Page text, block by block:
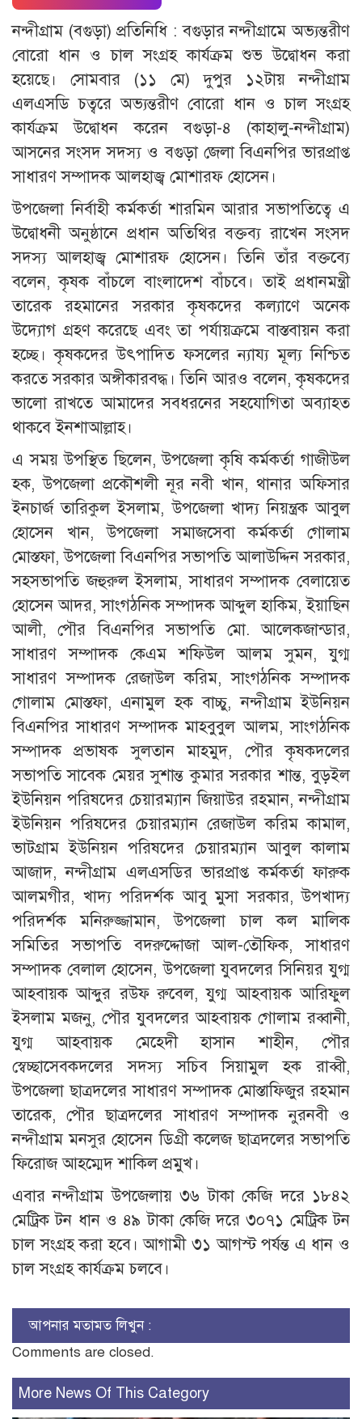
নন্দীগ্রাম (বগুড়া) প্রতিনিধি : বগুড়ার নন্দীগ্রামে অভ্যন্তরীণ
বোরো ধান ও চাল সংগ্রহ কার্যক্রম শুভ উদ্বোধন করা
হয়েছে। সোমবার (১১ মে) দুপুর ১২টায় নন্দীগ্রাম
এলএসডি চত্বরে অভ্যন্তরীণ বোরো ধান ও চাল সংগ্রহ
কার্যক্রম উদ্বোধন করেন বগুড়া-৪ (কাহালু-নন্দীগ্রাম)
আসনের সংসদ সদস্য ও বগুড়া জেলা বিএনপির ভারপ্রাপ্ত
সাধারণ সম্পাদক আলহাজ্ব মোশারফ হোসেন।
উপজেলা নির্বাহী কর্মকর্তা শারমিন আরার সভাপতিত্বে এ
উদ্বোধনী অনুষ্ঠানে প্রধান অতিথির বক্তব্য রাখেন সংসদ
সদস্য আলহাজ্ব মোশারফ হোসেন। তিনি তাঁর বক্তব্যে
বলেন, কৃষক বাঁচলে বাংলাদেশ বাঁচবে। তাই প্রধানমন্ত্রী
তারেক রহমানের সরকার কৃষকদের কল্যাণে অনেক
উদ্যোগ গ্রহণ করেছে এবং তা পর্যায়ক্রমে বাস্তবায়ন করা
হচ্ছে। কৃষকদের উৎপাদিত ফসলের ন্যায্য মূল্য নিশ্চিত
করতে সরকার অঙ্গীকারবদ্ধ। তিনি আরও বলেন, কৃষকদের
ভালো রাখতে আমাদের সবধরনের সহযোগিতা অব্যাহত
থাকবে ইনশাআল্লাহ।
এ সময় উপস্থিত ছিলেন, উপজেলা কৃষি কর্মকর্তা গাজীউল
হক, উপজেলা প্রকৌশলী নূর নবী খান, থানার অফিসার
ইনচার্জ তারিকুল ইসলাম, উপজেলা খাদ্য নিয়ন্ত্রক আবুল
হোসেন খান, উপজেলা সমাজসেবা কর্মকর্তা গোলাম
মোস্তফা, উপজেলা বিএনপির সভাপতি আলাউদ্দিন সরকার,
সহসভাপতি জহুরুল ইসলাম, সাধারণ সম্পাদক বেলায়েত
হোসেন আদর, সাংগঠনিক সম্পাদক আব্দুল হাকিম, ইয়াছিন
আলী, পৌর বিএনপির সভাপতি মো. আলেকজান্ডার,
সাধারণ সম্পাদক কেএম শফিউল আলম সুমন, যুগ্ম
সাধারণ সম্পাদক রেজাউল করিম, সাংগঠনিক সম্পাদক
গোলাম মোস্তফা, এনামুল হক বাচ্চু, নন্দীগ্রাম ইউনিয়ন
বিএনপির সাধারণ সম্পাদক মাহবুবুল আলম, সাংগঠনিক
সম্পাদক প্রভাষক সুলতান মাহমুদ, পৌর কৃষকদলের
সভাপতি সাবেক মেয়র সুশান্ত কুমার সরকার শান্ত, বুড়ইল
ইউনিয়ন পরিষদের চেয়ারম্যান জিয়াউর রহমান, নন্দীগ্রাম
ইউনিয়ন পরিষদের চেয়ারম্যান রেজাউল করিম কামাল,
ভাটগ্রাম ইউনিয়ন পরিষদের চেয়ারম্যান আবুল কালাম
আজাদ, নন্দীগ্রাম এলএসডির ভারপ্রাপ্ত কর্মকর্তা ফারুক
আলমগীর, খাদ্য পরিদর্শক আবু মুসা সরকার, উপখাদ্য
পরিদর্শক মনিরুজ্জামান, উপজেলা চাল কল মালিক
সমিতির সভাপতি বদরুদ্দোজা আল-তৌফিক, সাধারণ
সম্পাদক বেলাল হোসেন, উপজেলা যুবদলের সিনিয়র যুগ্ম
আহবায়ক আব্দুর রউফ রুবেল, যুগ্ম আহবায়ক আরিফুল
ইসলাম মজনু, পৌর যুবদলের আহবায়ক গোলাম রব্বানী,
যুগ্ম আহবায়ক মেহেদী হাসান শাহীন, পৌর
স্বেচ্ছাসেবকদলের সদস্য সচিব সিয়ামুল হক রাব্বী,
উপজেলা ছাত্রদলের সাধারণ সম্পাদক মোস্তাফিজুর রহমান
তারেক, পৌর ছাত্রদলের সাধারণ সম্পাদক নুরনবী ও
নন্দীগ্রাম মনসুর হোসেন ডিগ্রী কলেজ ছাত্রদলের সভাপতি
ফিরোজ আহম্মেদ শাকিল প্রমুখ।
এবার নন্দীগ্রাম উপজেলায় ৩৬ টাকা কেজি দরে ১৮৪২
মেট্রিক টন ধান ও ৪৯ টাকা কেজি দরে ৩০৭১ মেট্রিক টন
চাল সংগ্রহ করা হবে। আগামী ৩১ আগস্ট পর্যন্ত এ ধান ও
চাল সংগ্রহ কার্যক্রম চলবে।
আপনার মতামত লিখুন :
Comments are closed.
More News Of This Category